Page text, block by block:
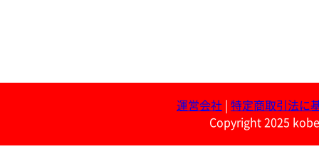
運営会社
特定商取引法に
Copyright 2025